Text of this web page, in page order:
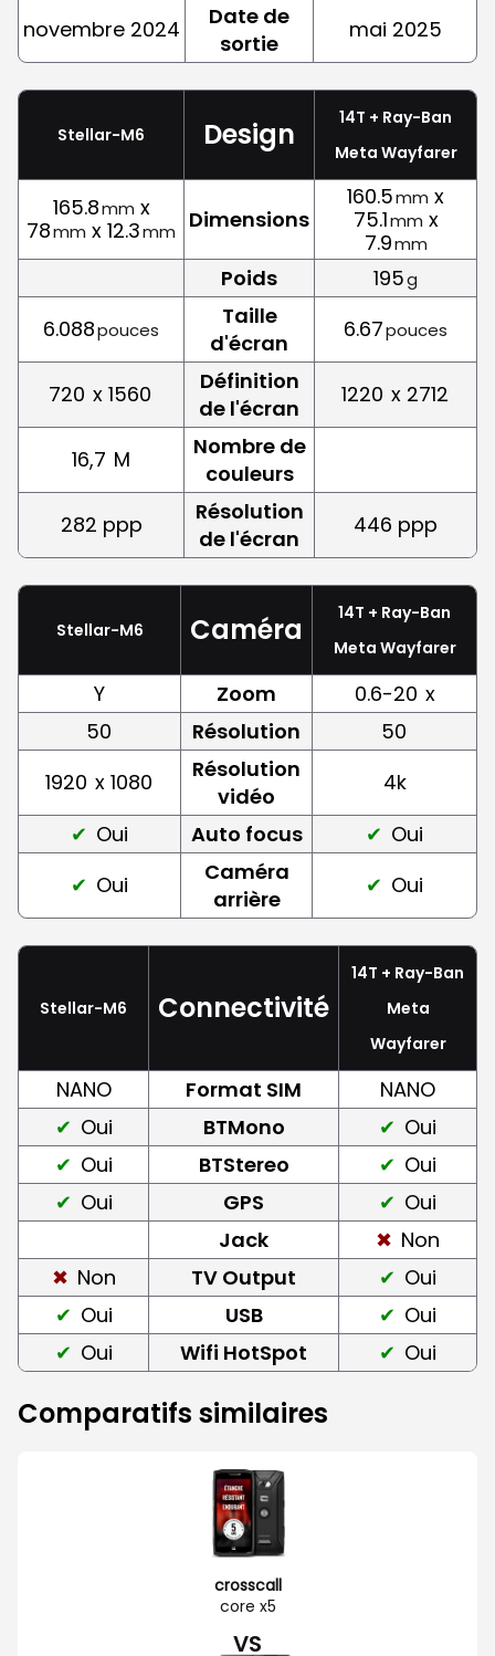
novembre 2024
Date de
sortie
mai 2025
Stellar-M6 Design
14T + Ray-Ban
Meta Wayfarer
165.8mm x
78mm x 12.3mm Dimensions
160.5mm x
75.1mm x
7.9mm
Poids 195g
6.088pouces
Taille
d'écran
6.67pouces
720 x 1560
Définition
de l'écran
1220 x 2712
16,7 M
Nombre de
couleurs
282 ppp
Résolution
de l'écran
446 ppp
Stellar-M6 Caméra
14T + Ray-Ban
Meta Wayfarer
Y Zoom 0.6-20 x
50
Résolution
50
1920 x 1080
Résolution
vidéo
4k
Oui
Auto focus
Oui
Oui
Caméra
arrière
Oui
Stellar-M6 Connectivité
14T + Ray-Ban
Meta
Wayfarer
NANO Format SIM
NANO
Oui
BTMono
Oui
Oui
BTStereo
Oui
Oui
GPS
Oui
Jack
Non
Non
TV Output
Oui
Oui
USB
Oui
Oui
Wifi HotSpot Oui
Comparatifs similaires
crosscall
core x5
VS